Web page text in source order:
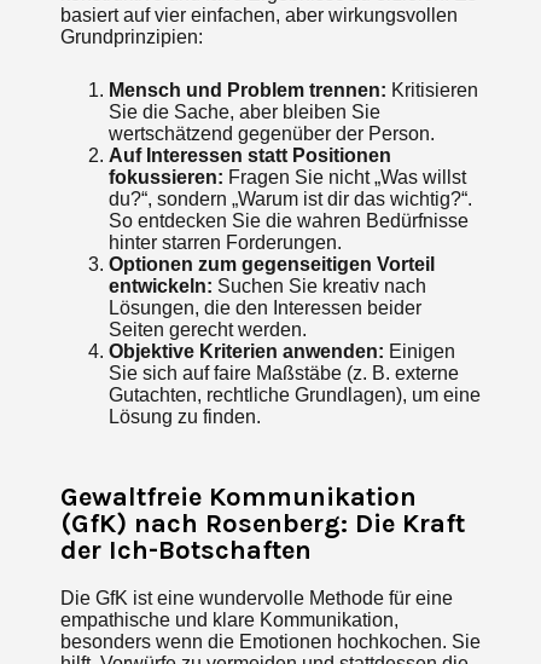
basiert auf vier einfachen, aber wirkungsvollen
Grundprinzipien:
Mensch und Problem trennen: Kritisieren
Sie die Sache, aber bleiben Sie
wertschätzend gegenüber der Person.
Auf Interessen statt Positionen
fokussieren: Fragen Sie nicht „Was willst
du?“, sondern „Warum ist dir das wichtig?“.
So entdecken Sie die wahren Bedürfnisse
hinter starren Forderungen.
Optionen zum gegenseitigen Vorteil
entwickeln: Suchen Sie kreativ nach
Lösungen, die den Interessen beider
Seiten gerecht werden.
Objektive Kriterien anwenden: Einigen
Sie sich auf faire Maßstäbe (z. B. externe
Gutachten, rechtliche Grundlagen), um eine
Lösung zu finden.
Gewaltfreie Kommunikation
(GfK) nach Rosenberg: Die Kraft
der Ich-Botschaften
Die GfK ist eine wundervolle Methode für eine
empathische und klare Kommunikation,
besonders wenn die Emotionen hochkochen. Sie